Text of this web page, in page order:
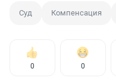
Суд Компенсация
0 0